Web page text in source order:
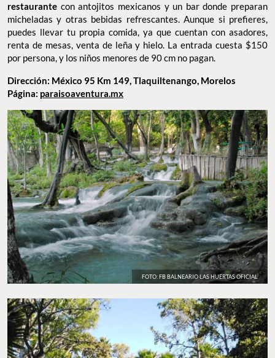
restaurante con antojitos mexicanos y un bar donde preparan
micheladas y otras bebidas refrescantes. Aunque si prefieres,
puedes llevar tu propia comida, ya que cuentan con asadores,
renta de mesas, venta de leña y hielo. La entrada cuesta $150
por persona, y los niños menores de 90 cm no pagan.
Dirección: México 95 Km 149, Tlaquiltenango, Morelos
Página: paraisoaventura.mx
FOTO: FB BALNEARIO LAS HUERTAS OFICIAL